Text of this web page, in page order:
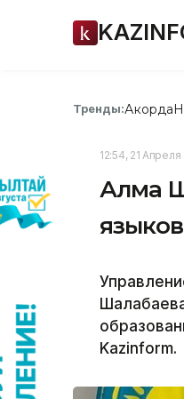
Тренды:Акорда
12:54, 21 Апреля
Алма
Kazinform.